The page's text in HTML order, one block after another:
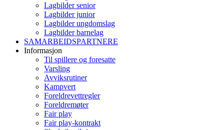
Lagbilder senior
Lagbilder junior
Lagbilder ungdomslag
Lagbilder barnelag
SAMARBEIDSPARTNERE
Informasjon
Til spillere og foresatte
Varsling
Avviksrutiner
Kampvert
Foreldrevettregler
Foreldremøter
Fair play
Fair play-kontrakt